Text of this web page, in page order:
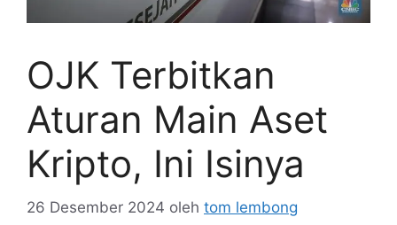
OJK Terbitkan
Aturan Main Aset
Kripto, Ini Isinya
26 Desember 2024 oleh tom lembong